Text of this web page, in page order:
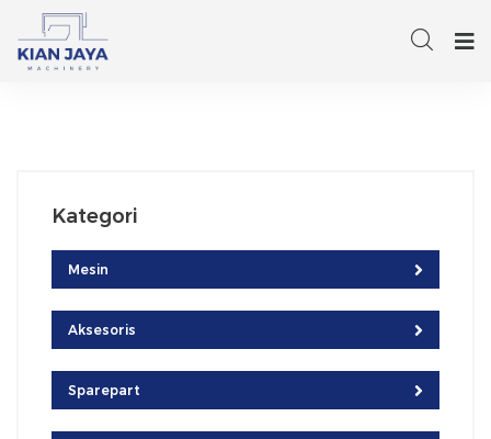
Kategori
Mesin
Aksesoris
Sparepart